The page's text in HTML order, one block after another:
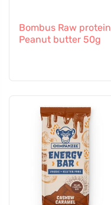
Bombus Raw protein
Peanut butter 50g